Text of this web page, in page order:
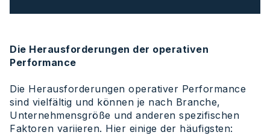
Die Herausforderungen der operativen
Performance
Die Herausforderungen operativer Performance
sind vielfältig und können je nach Branche,
Unternehmensgröße und anderen spezifischen
Faktoren variieren. Hier einige der häufigsten: